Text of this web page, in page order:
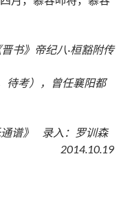
晋书》帝纪八·桓豁附传
待考），曾任襄阳都
通谱》 录入：罗训森
2014.10.19